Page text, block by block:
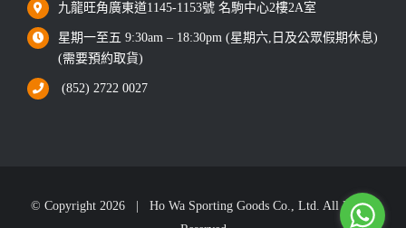
九龍旺角廣東道1145-1153號 名駒中心2樓2A室
星期一至五 9:30am – 18:30pm (星期六,日及公眾假期休息)
(需要預約取貨)
(852) 2722 0027
© Copyright 2026 | Ho Wa Sporting Goods Co., Ltd. All Rights